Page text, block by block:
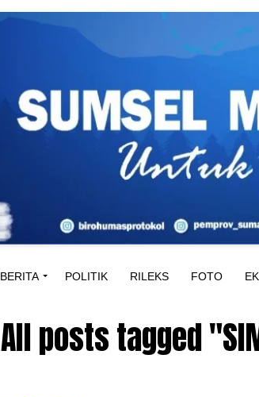
BERITA POLITIK RILEKS FOTO
All posts tagged